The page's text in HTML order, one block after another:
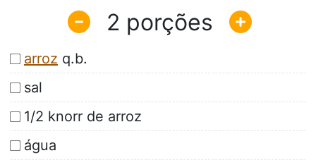
2
arroz q.b.
sal
1/2 knorr de arroz
água